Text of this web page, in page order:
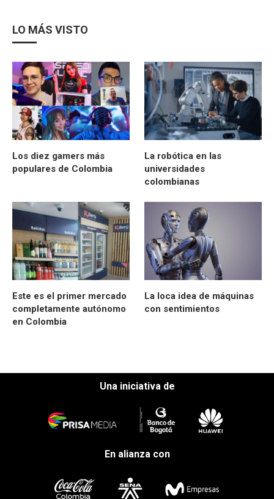
LO MÁS VISTO
Los diez gamers más
populares de Colombia
La robótica en las
universidades
colombianas
Este es el primer mercado
completamente autónomo
en Colombia
La loca idea de máquinas
con sentimientos
Una iniciativa de
En alianza con